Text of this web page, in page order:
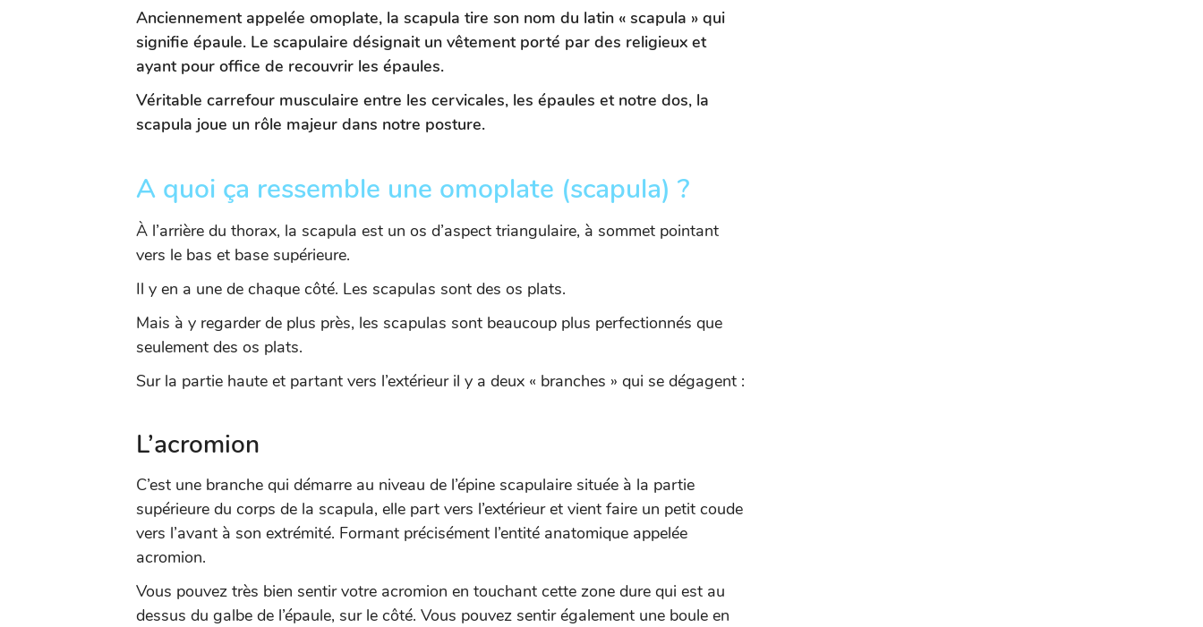
Anciennement appelée omoplate, la scapula tire son nom du latin « scapula » qui
signifie épaule. Le scapulaire désignait un vêtement porté par des religieux et
ayant pour office de recouvrir les épaules.
Véritable carrefour musculaire entre les cervicales, les épaules et notre dos, la
scapula joue un rôle majeur dans notre posture.
A quoi ça ressemble une omoplate (scapula) ?
À l’arrière du thorax, la scapula est un os d’aspect triangulaire, à sommet pointant
vers le bas et base supérieure.
Il y en a une de chaque côté. Les scapulas sont des os plats.
Mais à y regarder de plus près, les scapulas sont beaucoup plus perfectionnés que
seulement des os plats.
Sur la partie haute et partant vers l’extérieur il y a deux « branches » qui se dégagent :
L’acromion
C’est une branche qui démarre au niveau de l’épine scapulaire située à la partie
supérieure du corps de la scapula, elle part vers l’extérieur et vient faire un petit coude
vers l’avant à son extrémité. Formant précisément l’entité anatomique appelée
acromion.
Vous pouvez très bien sentir votre acromion en touchant cette zone dure qui est au
dessus du galbe de l’épaule, sur le côté. Vous pouvez sentir également une boule en